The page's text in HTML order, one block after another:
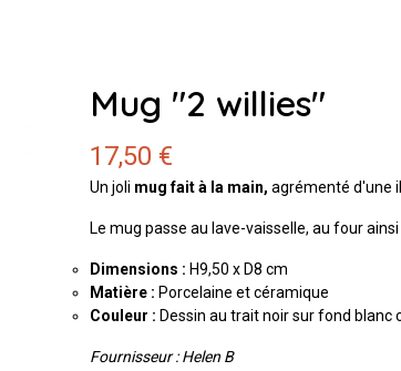
Mug "2 willies"
17,50 €
Un joli mug fait à la main, agrémenté d'une
Le mug passe au lave-vaisselle, au four
Dimensions : H9,50 x D8 cm
Matière : Porcelaine et céramique
Couleur : Dessin au trait noir sur fond blanc
Fournisseur : Helen B